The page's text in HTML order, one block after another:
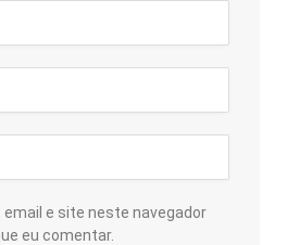
email e site neste navegador
eu comentar.